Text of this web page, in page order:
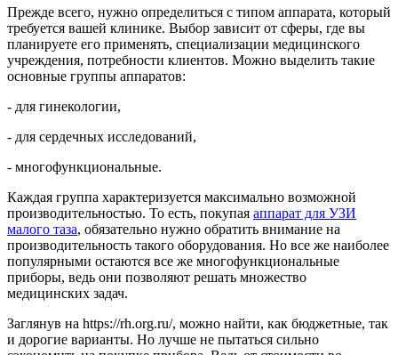
Прежде всего, нужно определиться с типом аппарата, который
требуется вашей клинике. Выбор зависит от сферы, где вы
планируете его применять, специализации медицинского
учреждения, потребности клиентов. Можно выделить такие
основные группы аппаратов:
- для гинекологии,
- для сердечных исследований,
- многофункциональные.
Каждая группа характеризуется максимально возможной
производительностью. То есть, покупая аппарат для УЗИ
малого таза, обязательно нужно обратить внимание на
производительность такого оборудования. Но все же наиболее
популярными остаются все же многофункциональные
приборы, ведь они позволяют решать множество
медицинских задач.
Заглянув на https://rh.org.ru/, можно найти, как бюджетные, так
и дорогие варианты. Но лучше не пытаться сильно